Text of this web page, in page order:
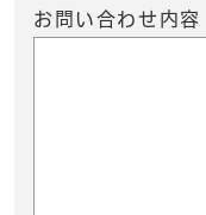
お問い合わせ内容